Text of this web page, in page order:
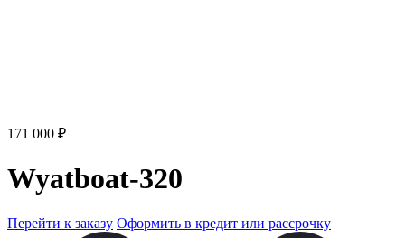
171 000 ₽
Wyatboat-320
Перейти к заказу Оформить в кредит или рассрочку